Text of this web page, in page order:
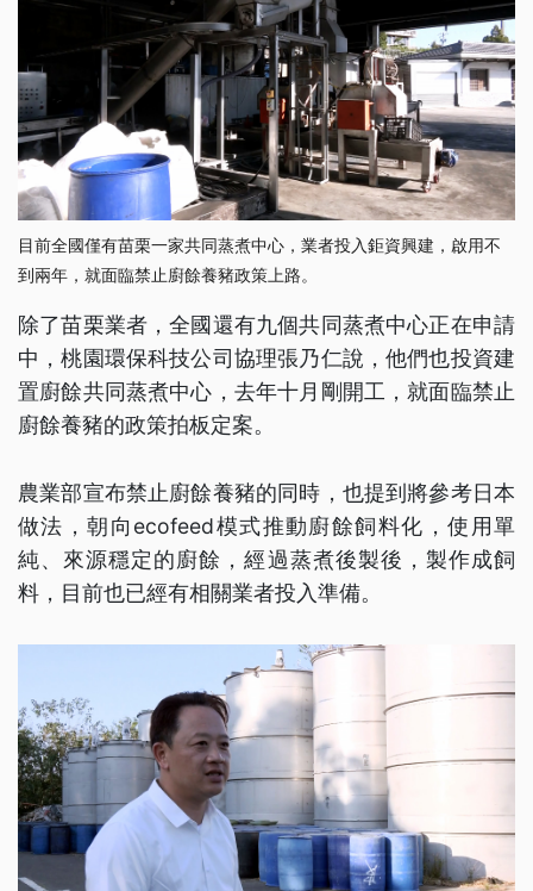
目前全國僅有苗栗一家共同蒸煮中心，業者投入鉅資興建，啟用不
到兩年，就面臨禁止廚餘養豬政策上路。
除了苗栗業者，全國還有九個共同蒸煮中心正在申請
中，桃園環保科技公司協理張乃仁說，他們也投資建
置廚餘共同蒸煮中心，去年十月剛開工，就面臨禁止
廚餘養豬的政策拍板定案。
農業部宣布禁止廚餘養豬的同時，也提到將參考日本
做法，朝向ecofeed模式推動廚餘飼料化，使用單
純、來源穩定的廚餘，經過蒸煮後製後，製作成飼
料，目前也已經有相關業者投入準備。